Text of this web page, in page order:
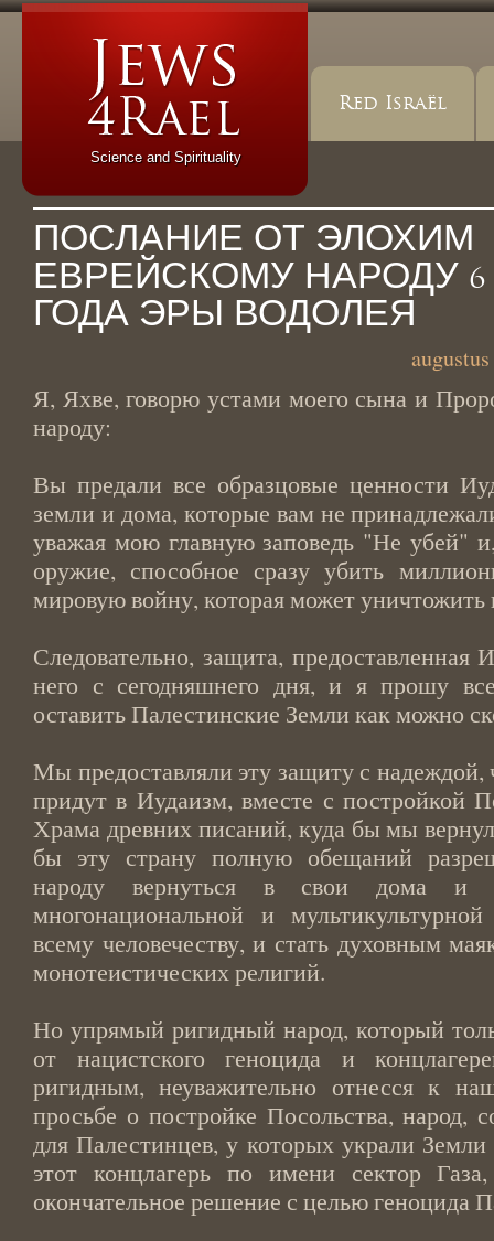
Science and Spirituality
Red Israël
ПОСЛАНИЕ ОТ ЭЛОХИМ
ЕВРЕЙСКОМУ НАРОДУ 6
ГОДА ЭРЫ ВОДОЛЕЯ
Я, Яхве, говорю устами моего сына и
народу:
Вы предали все образцовые ценности
земли и дома, которые вам не
уважая мою главную заповедь "Не убей"
оружие, способное сразу убить
мировую войну, которая может уничтожить
Следовательно, защита, предоставленная
него с сегодняшнего дня, и я прошу
оставить Палестинские Земли как можно
Мы предоставляли эту защиту с надеждой,
придут в Иудаизм, вместе с постройкой
Храма древних писаний, куда бы мы
бы эту страну полную обещаний
народу вернуться в свои дома
многонациональной и
всему человечеству, и стать духовным
монотеистических религий.
Но упрямый ригидный народ, который
от нацистского геноцида и
ригидным, неуважительно отнесся к
просьбе о постройке Посольства, народ,
для Палестинцев, у которых украли
этот концлагерь по имени сектор
окончательное решение с целью геноцида